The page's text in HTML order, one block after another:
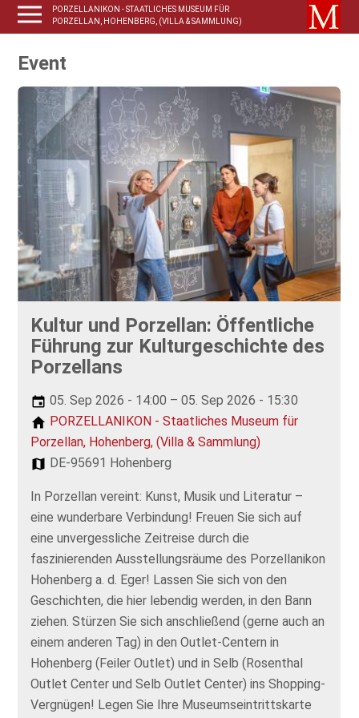
PORZELLANIKON - STAATLICHES MUSEUM FÜR
PORZELLAN, HOHENBERG, (VILLA & SAMMLUNG)
Event
Kultur und Porzellan: Öffentliche
Führung zur Kulturgeschichte des
Porzellans
05. Sep 2026 - 14:00 – 05. Sep 2026 - 15:30
PORZELLANIKON - Staatliches Museum für
Porzellan, Hohenberg, (Villa & Sammlung)
DE-95691 Hohenberg
In Porzellan vereint: Kunst, Musik und Literatur –
eine wunderbare Verbindung! Freuen Sie sich auf
eine unvergessliche Zeitreise durch die
faszinierenden Ausstellungsräume des Porzellanikon
Hohenberg a. d. Eger! Lassen Sie sich von den
Geschichten, die hier lebendig werden, in den Bann
ziehen. Stürzen Sie sich anschließend (gerne auch an
einem anderen Tag) in den Outlet-Centern in
Hohenberg (Feiler Outlet) und in Selb (Rosenthal
Outlet Center und Selb Outlet Center) ins Shopping-
Vergnügen! Legen Sie Ihre Museumseintrittskarte